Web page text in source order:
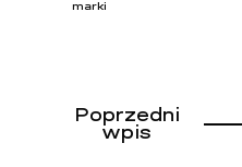
marki
Poprzedni
wpis